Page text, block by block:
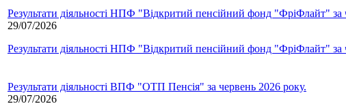
Результати діяльності НПФ "Відкритий пенсійний фонд "ФріФлайт" за
29/07/2026
Результати діяльності НПФ "Відкритий пенсійний фонд "ФріФлайт" за
Результати діяльності ВПФ "ОТП Пенсія" за червень 2026 року.
29/07/2026